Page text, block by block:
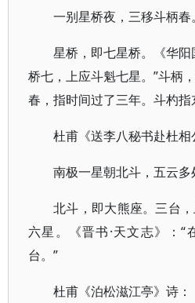
一别星桥夜，三移斗柄春。
星桥，即七星桥。《华
桥七，上应斗魁七星。”斗柄
春，指时间过了三年。斗杓指
杜甫《送李八秘书赴杜相
南极一星朝北斗，五云多
北斗，即大熊座。三台
六星。《晋书·天文志》：“
台。”
杜甫《泊松滋江亭》诗：